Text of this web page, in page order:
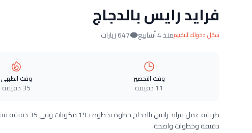
فرايد رايس بالدجاج
سجّل دخولك للتقييممنذ 4 أسابيع 647 زيارات
وقت التحضير
11 دقيقة
وقت الطهي
35 دقيقة
دقيقة وخطوات واضحة.